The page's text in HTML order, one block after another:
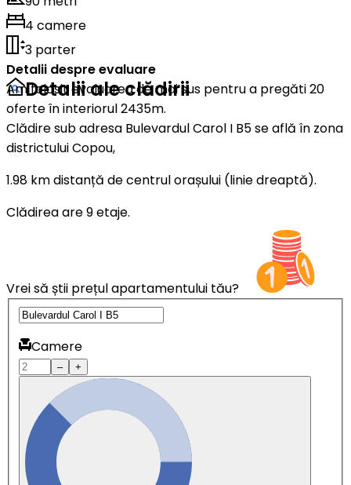
4 camere
3 parter
Detalii despre evaluare
Am folosit evaluarea de mai sus pentru a pregăti 20
oferte în interiorul 2435m.
Detalii ale clădirii
Clădire sub adresa Bulevardul Carol I B5 se află în zona
districtului Copou,
1.98 km distanță de centrul orașului (linie dreaptă).
Clădirea are 9 etaje.
Vrei să știi prețul apartamentului tău?
Camere
– +